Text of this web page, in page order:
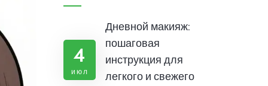
4
июл
Дневной макияж:
пошаговая
инструкция для
легкого и свежего